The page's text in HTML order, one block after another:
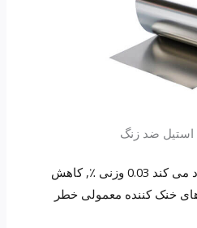
در مقابل, 304l c را محدود می کند 0.03 وزنی ٪, کاهش
خنک کننده معمولی خطر